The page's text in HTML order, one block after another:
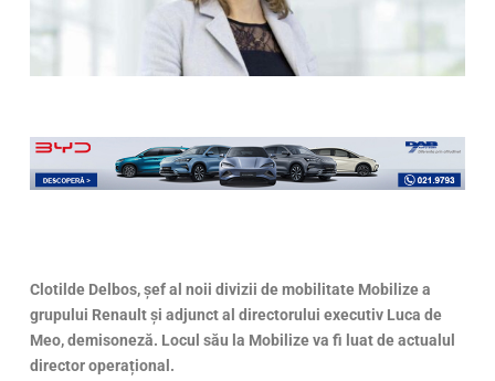
Clotilde Delbos, şef al noii divizii de mobilitate Mobilize a
grupului Renault şi adjunct al directorului executiv Luca de
Meo, demisoneză. Locul său la Mobilize va fi luat de actualul
director operațional.